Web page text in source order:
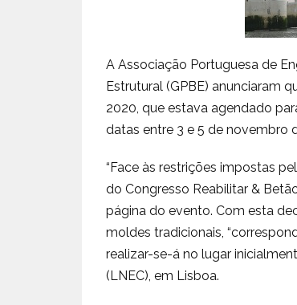
A Associação Portuguesa de
Estrutural (GPBE) anunciaram
2020, que estava agendado
datas entre 3 e 5 de novembro
“Face às restrições impostas
do Congresso Reabilitar &
página do evento. Com esta
moldes tradicionais,
realizar-se-á no lugar
(LNEC), em Lisboa.